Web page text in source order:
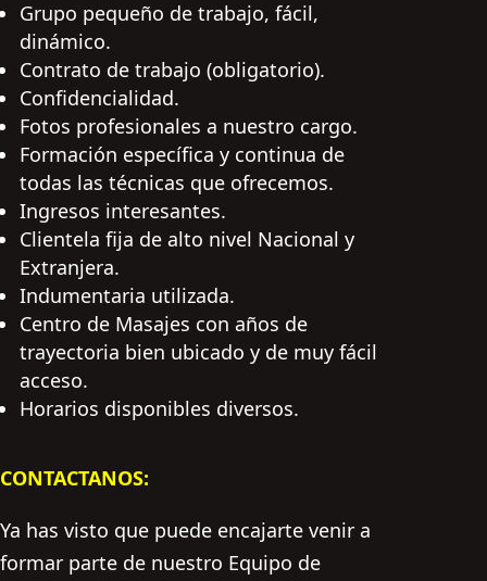
Grupo pequeño de trabajo, fácil,
dinámico.
Contrato de trabajo (obligatorio).
Confidencialidad.
Fotos profesionales a nuestro cargo.
Formación específica y continua de
todas las técnicas que ofrecemos.
Ingresos interesantes.
Clientela fija de alto nivel Nacional y
Extranjera.
Indumentaria utilizada.
Centro de Masajes con años de
trayectoria bien ubicado y de muy fácil
acceso.
Horarios disponibles diversos.
CONTACTANOS:
Ya has visto que puede encajarte venir a
formar parte de nuestro Equipo de